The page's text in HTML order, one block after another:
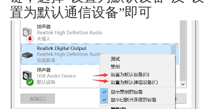
置为默认通信设备”即可